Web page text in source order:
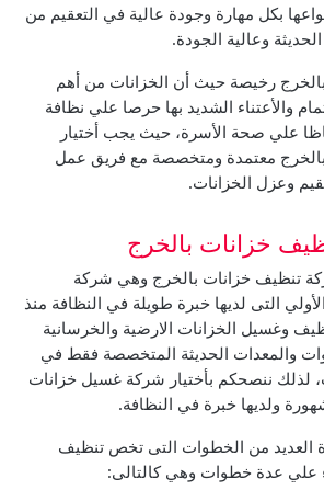
بكل مهارة وجودة عالية في التعقيم من
وعالية الجودة.
رخيصة حيث أن الخزانات من أهم
والأعتناء الشديد بها حرصا علي نظافة
علي صحة الأسرة، حيث يجب أختيار
معتمدة ومتخصصة مع فريق عمل
وعزل الخزانات.
خزانات بالخرج
تنظيف خزانات بالخرج وهي شركة
التى لديها خبرة طويلة في النظافة منذ
في تنظيف وغسيل الخزانات الارضية والخرسانية
والمعدات الحديثة المتخصصة فقط في
لذلك ننصحكم بأختيار شركة غسيل خزانات
ولديها خبرة في النظافة.
العديد من الخطوات التى تخص تنظيف
علي عدة خطوات وهي كالتالى: